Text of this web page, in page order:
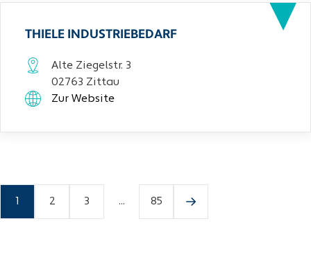
THIELE INDUSTRIEBEDARF
Alte Ziegelstr. 3
02763 Zittau
Zur Website
2 3 ... 85